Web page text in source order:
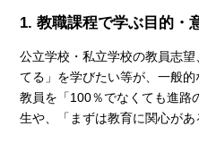
1. 教職課程で学ぶ目的・
公立学校・私立学校の教員志
てる」を学びたい等が、一般的
教員を「100％でなくても進路
生や、「まずは教育に関心があ